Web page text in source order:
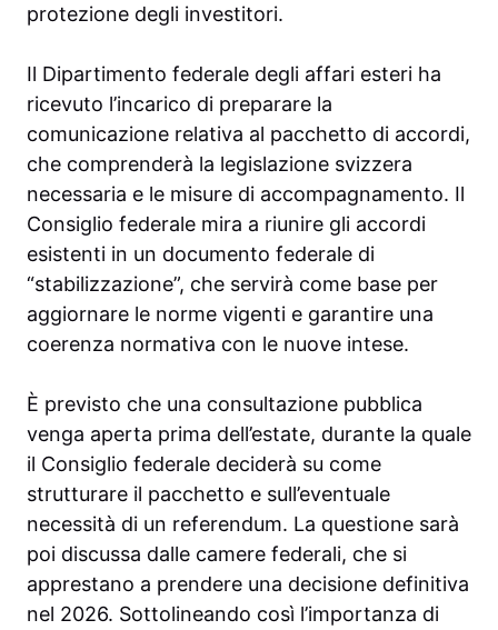
protezione degli investitori.
Il Dipartimento federale degli affari esteri ha
ricevuto l’incarico di preparare la
comunicazione relativa al pacchetto di accordi,
che comprenderà la legislazione svizzera
necessaria e le misure di accompagnamento. Il
Consiglio federale mira a riunire gli accordi
esistenti in un documento federale di
“stabilizzazione”, che servirà come base per
aggiornare le norme vigenti e garantire una
coerenza normativa con le nuove intese.
È previsto che una consultazione pubblica
venga aperta prima dell’estate, durante la quale
il Consiglio federale deciderà su come
strutturare il pacchetto e sull’eventuale
necessità di un referendum. La questione sarà
poi discussa dalle camere federali, che si
apprestano a prendere una decisione definitiva
nel 2026. Sottolineando così l’importanza di